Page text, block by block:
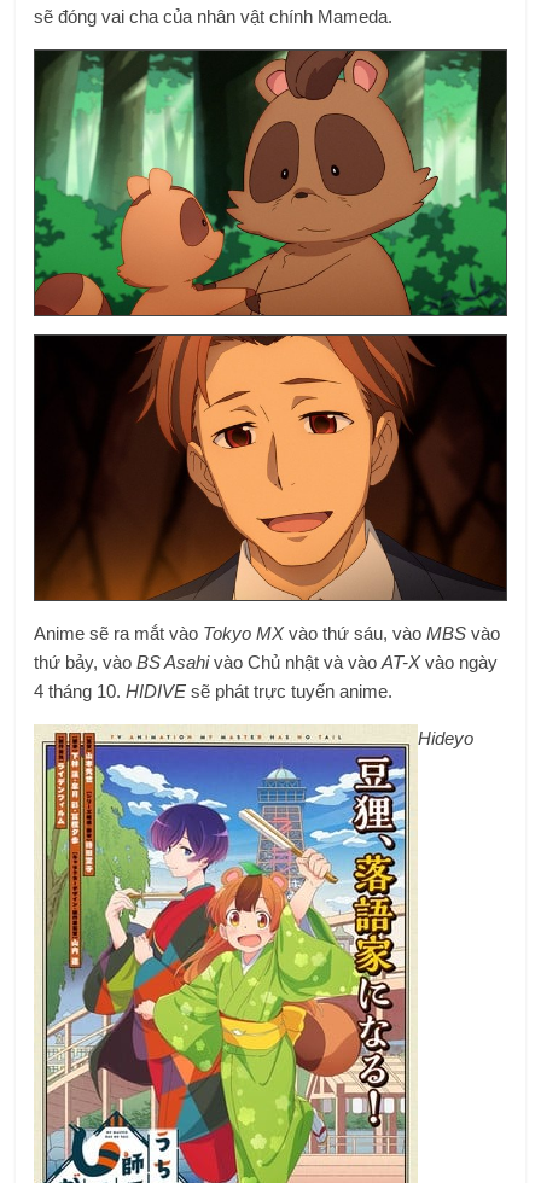
sẽ đóng vai cha của nhân vật chính Mameda.
Anime sẽ ra mắt vào Tokyo MXvào thứ sáu, vàoMBS vào
thứ bảy, vàoBS Asahivào Chủ nhật và vàoAT-Xvào ngày
4 tháng 10.HIDIVE sẽ phát trực tuyến anime.
Hideyo